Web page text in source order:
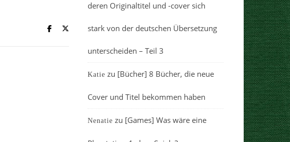
deren Originaltitel und -cover sich
stark von der deutschen Übersetzung
unterscheiden – Teil 3
Katie zu [Bücher] 8 Bücher, die neue
Cover und Titel bekommen haben
Nenatie zu [Games] Was wäre eine